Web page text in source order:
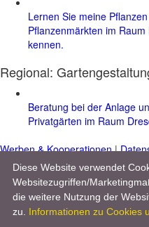
Lernen Sie meine
Pflanzenmärkten im
kennen.
Regional:
Beratung bei der Anlage
Privatgärten im Raum
Werben & Kooperationen|
www.pflanzenreich.com
Diese Website verwendet
Websitezugriffen/
die weitere Nutzung der
zu. Informationen zu Cookies